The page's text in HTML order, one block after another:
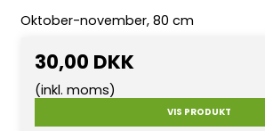
Oktober-november, 80 cm
30,00 DKK
(inkl. moms)
VIS PRODUKT